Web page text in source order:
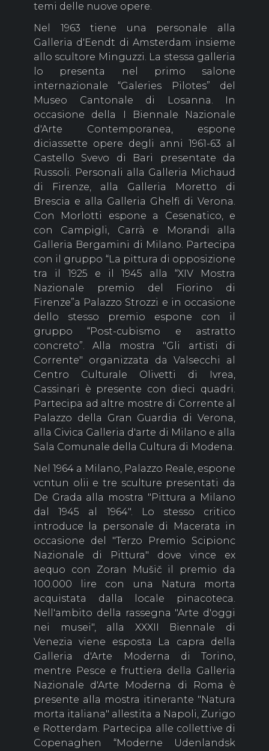
temi delle nuove opere.
Nel 1963 tiene una personale alla
Galleria d'Eendt di Amsterdam insieme
allo scultore Minguzzi. La stessa galleria
lo presenta nel primo salone
internazionale “Galeries Pilotes” del
Museo Cantonale di Losanna. In
occasione della I Biennale Nazionale
d'Arte Contemporanea, espone
diciassette opere degli anni 1961-63 al
Castello Svevo di Bari presentate da
Russoli. Personali alla Galleria Michaud
di Firenze, alla Galleria Moretto di
Brescia e alla Galleria Ghelfi di Verona.
Con Morlotti espone a Cesenatico, e
con Campigli, Carrà e Morandi alla
Galleria Bergamini di Milano. Partecipa
con il gruppo “La pittura di opposizione
tra il 1925 e il 1945 alla “XIV Mostra
Nazionale premio del Fiorino di
Firenze”a Palazzo Strozzi e in occasione
dello stesso premio espone con il
gruppo “Post-cubismo e astratto
concreto”. Alla mostra "Gli artisti di
Corrente" organizzata da Valsecchi al
Centro Culturale Olivetti di Ivrea,
Cassinari è presente con dieci quadri.
Partecipa ad altre mostre di Corrente al
Palazzo della Gran Guardia di Verona,
alla Civica Galleria d'arte di Milano e alla
Sala Comunale della Cultura di Modena.
Nel 1964 a Milano, Palazzo Reale, espone
vcntun olii e tre sculture presentati da
De Grada alla mostra "Pittura a Milano
dal 1945 al 1964". Lo stesso critico
introduce la personale di Macerata in
occasione del "Terzo Premio Scipionc
Nazionale di Pittura" dove vince ex
aequo con Zoran Mušič il premio da
100.000 lire con una Natura morta
acquistata dalla locale pinacoteca.
Nell'ambito della rassegna "Arte d'oggi
nei musei", alla XXXII Biennale di
Venezia viene esposta La capra della
Galleria d'Arte Moderna di Torino,
mentre Pesce e fruttiera della Galleria
Nazionale d'Arte Moderna di Roma è
presente alla mostra itinerante "Natura
morta italiana" allestita a Napoli, Zurigo
e Rotterdam. Partecipa alle collettive di
Copenaghen “Moderne Udenlandsk